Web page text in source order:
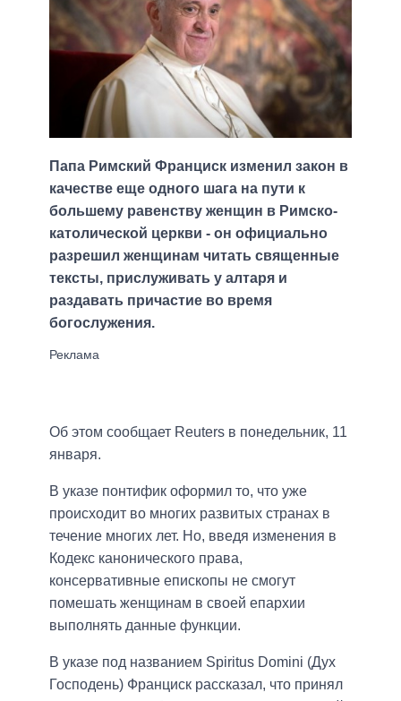
Папа Римский Франциск изменил закон в
качестве еще одного шага на пути к
большему равенству женщин в Римско-
католической церкви - он официально
разрешил женщинам читать священные
тексты, прислуживать у алтаря и
раздавать причастие во время
богослужения.
Об этом сообщает Reuters в понедельник, 11
января.
В указе понтифик оформил то, что уже
происходит во многих развитых странах в
течение многих лет. Но, введя изменения в
Кодекс канонического права,
консервативные епископы не смогут
помешать женщинам в своей епархии
выполнять данные функции.
В указе под названием Spiritus Domini (Дух
Господень) Франциск рассказал, что принял